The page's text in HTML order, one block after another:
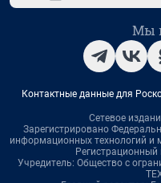
Мы
Контактные данные для
Сетевое
Зарегистрировано
информационных технологий и
Учредитель: Общество с